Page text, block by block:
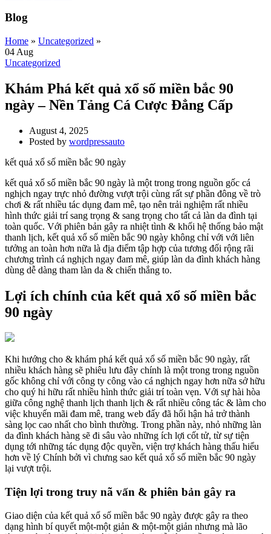
Blog
Home » Uncategorized »
04 Aug
Uncategorized
Khám Phá kết quả xổ số miền bắc 90
ngày – Nền Tảng Cá Cược Đẳng Cấp
August 4, 2025
Posted by wordpressauto
kết quả xổ số miền bắc 90 ngày
kết quả xổ số miền bắc 90 ngày là một trong trong nguồn gốc cá
nghịch ngay trực nhỏ đường vượt trội cùng rất sự phần đông về trò
chơi & rất nhiều tác dụng đam mê, tạo nên trải nghiệm rất nhiều
hình thức giải trí sang trọng & sang trọng cho tất cả làn da đình tại
toàn quốc. Với phiên bản gây ra nhiệt tình & khối hệ thống bảo mật
thanh lịch, kết quả xổ số miền bắc 90 ngày không chỉ với với liên
tưởng an toàn hơn nữa là địa điểm tập hợp của tương đối rộng rãi
chương trình cá nghịch ngay đam mê, giúp làn da đình khách hàng
dùng dễ dàng tham làn da & chiến thắng to.
Lợi ích chính của kết quả xổ số miền bắc
90 ngày
Khi hướng cho & khám phá kết quả xổ số miền bắc 90 ngày, rất
nhiều khách hàng sẽ phiêu lưu đây chính là một trong trong nguồn
gốc không chỉ với công ty công vào cá nghịch ngay hơn nữa sở hữu
cho quý hi hữu rất nhiều hình thức giải trí toàn vẹn. Với sự hài hòa
giữa công nghệ thanh lịch thanh lịch & rất nhiều công tác & làm cho
việc khuyến mãi đam mê, trang web đấy đã hối hận hả trở thành
sàng lọc cao nhất cho bình thường. Trong phần này, nhỏ những làn
da đình khách hàng sẽ đi sâu vào những ích lợi cốt tử, từ sự tiện
dụng tới những tác dụng độc quyền, viện trợ khách hàng thấu hiểu
hơn về lý Chính bởi vì chưng sao kết quả xổ số miền bắc 90 ngày
lại vượt trội.
Tiện lợi trong truy nã vấn & phiên bản gây ra
Giao diện của kết quả xổ số miền bắc 90 ngày được gây ra theo
dạng hình bí quyết một-một giản & một-một giản nhưng mà lão